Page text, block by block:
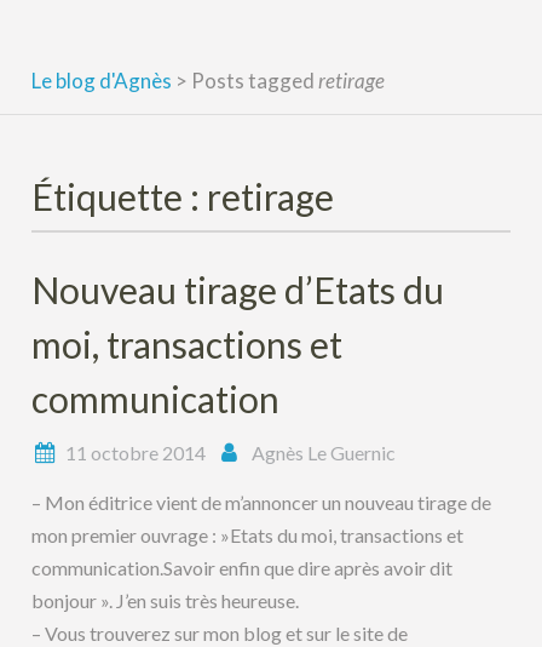
Le blog d'Agnès > Posts taggedretirage
Étiquette : retirage
Nouveau tirage d’Etats du
moi, transactions et
communication
11 octobre 2014 Agnès Le Guernic
– Mon éditrice vient de m’annoncer un nouveau tirage de
mon premier ouvrage : »Etats du moi, transactions et
communication.Savoir enfin que dire après avoir dit
bonjour ». J’en suis très heureuse.
– Vous trouverez sur mon blog et sur le site de